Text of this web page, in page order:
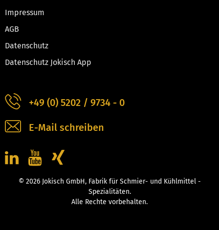
Impressum
AGB
Datenschutz
Datenschutz Jokisch App
+49 (0) 5202 / 9734 - 0
E-Mail schreiben
© 2026 Jokisch GmbH, Fabrik für Schmier- und Kühlmittel -
Spezialitäten.
Alle Rechte vorbehalten.